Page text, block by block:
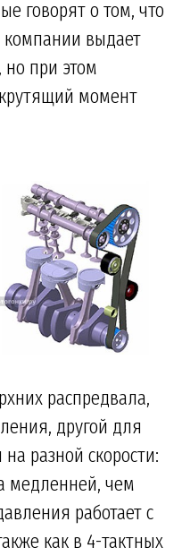
говорят о том, что
выдает
при этом
момент
распредвала,
другой для
разной скорости:
медленней, чем
работает с
как в 4-тактных